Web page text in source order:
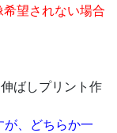
望されない場合
ばしプリント作
、どちらか一